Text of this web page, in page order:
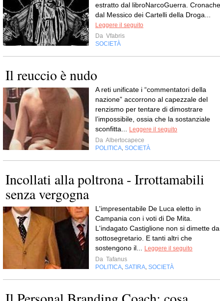
estratto dal libroNarcoGuerra. Cronache
dal Messico dei Cartelli della Droga...
Leggere il seguito
Da Vfabris
SOCIETÀ
Il reuccio è nudo
A reti unificate i “commentatori della
nazione” accorrono al capezzale del
renzismo per tentare di dimostrare
l’impossibile, ossia che la sostanziale
sconfitta...
Leggere il seguito
Da Albertocapece
POLITICA SOCIETÀ
Incollati alla poltrona - Irrottamabili
senza vergogna
L'impresentabile De Luca eletto in
Campania con i voti di De Mita.
L'indagato Castiglione non si dimette da
sottosegretario. E tanti altri che
sostengono il...
Leggere il seguito
Da Tafanus
POLITICA SATIRA SOCIETÀ